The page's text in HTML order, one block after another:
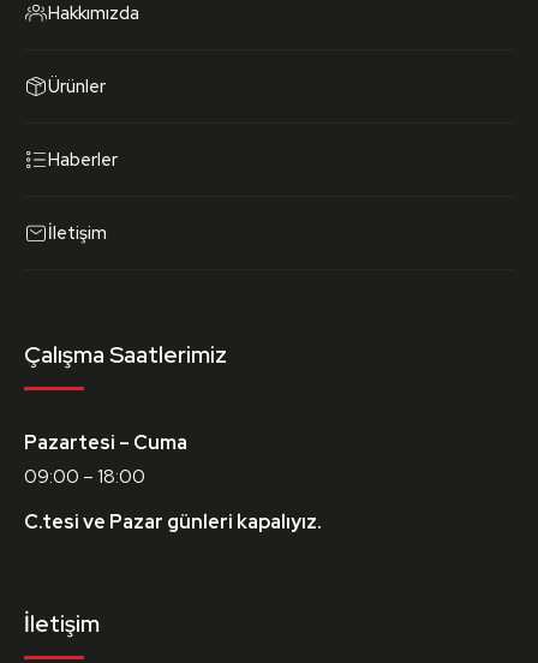
Hakkımızda
Ürünler
Haberler
İletişim
Çalışma Saatlerimiz
Pazartesi – Cuma
09:00 – 18:00
C.tesi ve Pazar günleri kapalıyız.
İletişim